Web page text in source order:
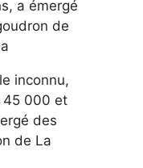
inconnu,
45 000 et
des
de La